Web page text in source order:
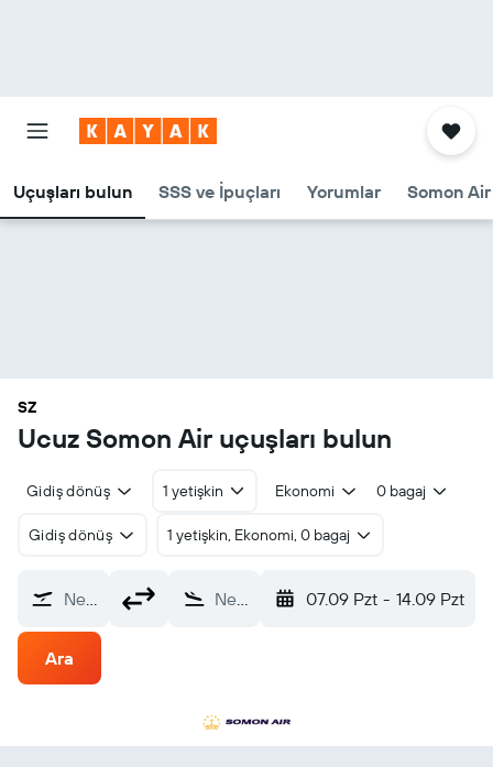
Uçuşları bulun SSS ve İpuçları Yorumlar Somon
SZ
Ucuz Somon Air uçuşları bulun
Gidiş dönüş 1 yetişkin Ekonomi 0 bagaj
Gidiş dönüş 1 yetişkin, Ekonomi, 0 bagaj
Nereden? Nereye? 07.09 Pzt - 14.09 Pzt
Ara